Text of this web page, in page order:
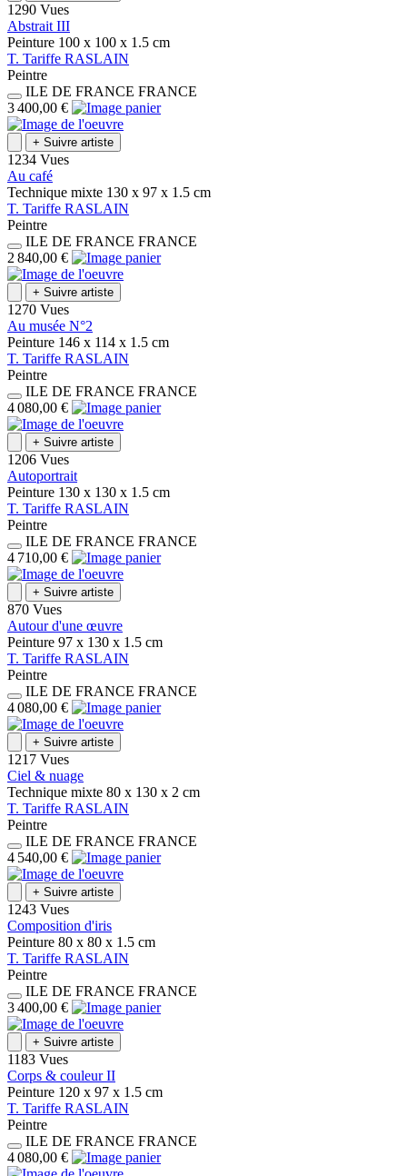
1290 Vues
Abstrait III
Peinture 100 x 100 x 1.5 cm
T. Tariffe RASLAIN
Peintre
ILE DE FRANCE FRANCE
3 400,00 €
+ Suivre artiste
1234 Vues
Au café
Technique mixte 130 x 97 x 1.5 cm
T. Tariffe RASLAIN
Peintre
ILE DE FRANCE FRANCE
2 840,00 €
+ Suivre artiste
1270 Vues
Au musée N°2
Peinture 146 x 114 x 1.5 cm
T. Tariffe RASLAIN
Peintre
ILE DE FRANCE FRANCE
4 080,00 €
+ Suivre artiste
1206 Vues
Autoportrait
Peinture 130 x 130 x 1.5 cm
T. Tariffe RASLAIN
Peintre
ILE DE FRANCE FRANCE
4 710,00 €
+ Suivre artiste
870 Vues
Autour d'une œuvre
Peinture 97 x 130 x 1.5 cm
T. Tariffe RASLAIN
Peintre
ILE DE FRANCE FRANCE
4 080,00 €
+ Suivre artiste
1217 Vues
Ciel & nuage
Technique mixte 80 x 130 x 2 cm
T. Tariffe RASLAIN
Peintre
ILE DE FRANCE FRANCE
4 540,00 €
+ Suivre artiste
1243 Vues
Composition d'iris
Peinture 80 x 80 x 1.5 cm
T. Tariffe RASLAIN
Peintre
ILE DE FRANCE FRANCE
3 400,00 €
+ Suivre artiste
1183 Vues
Corps & couleur II
Peinture 120 x 97 x 1.5 cm
T. Tariffe RASLAIN
Peintre
ILE DE FRANCE FRANCE
4 080,00 €